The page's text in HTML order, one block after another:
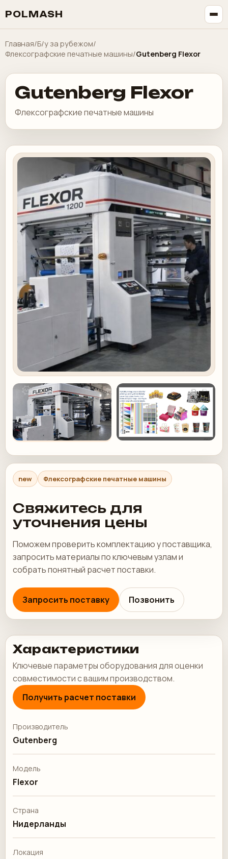
POLMASH
Главная/Б/у за рубежом/
Флексографские печатные машины/Gutenberg Flexor
Gutenberg Flexor
Флексографские печатные машины
new Флексографские печатные машины
Свяжитесь для
уточнения цены
Поможем проверить комплектацию у поставщика,
запросить материалы по ключевым узлам и
собрать понятный расчет поставки.
Запросить поставку Позвонить
Характеристики
Ключевые параметры оборудования для оценки
совместимости с вашим производством.
Получить расчет поставки
Производитель
Gutenberg
Модель
Flexor
Страна
Нидерланды
Локация